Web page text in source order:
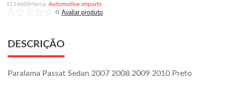
521660
Automotive imports
0
DESCRIÇÃO
Paralama Passat Sedan 2007 2008 2009 2010 Preto